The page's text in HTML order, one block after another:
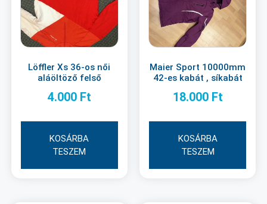
Löffler Xs 36-os női
aláöltöző felső
4.000 Ft
KOSÁRBA
TESZEM
Maier Sport 10000mm
42-es kabát , síkabát
18.000 Ft
KOSÁRBA
TESZEM